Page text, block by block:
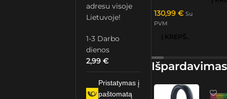
adresu visoje
Lietuvoje!
1-3 Darbo
dienos
2,99€
Pristatymas į
paštomatą
130,99 € Su
PVM
Į KREPŠELĮ
Išpardavimas